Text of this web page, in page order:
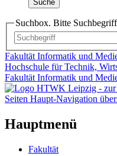
Suche
Suchbox. Bitte
Fakultät Informatik und
Hochschule für Technik,
Fakultät Informatik und
Seiten Haupt-Navigation
Hauptmenü
Fakultät